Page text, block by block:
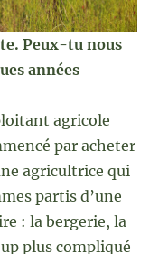
Peux-tu nous
années
agricole
par acheter
agricultrice qui
partis d’une
: la bergerie, la
plus compliqué